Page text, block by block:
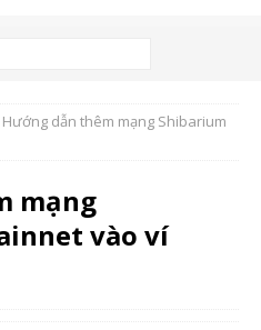
Hướng dẫn thêm mạng Shibarium
mạng
vào ví